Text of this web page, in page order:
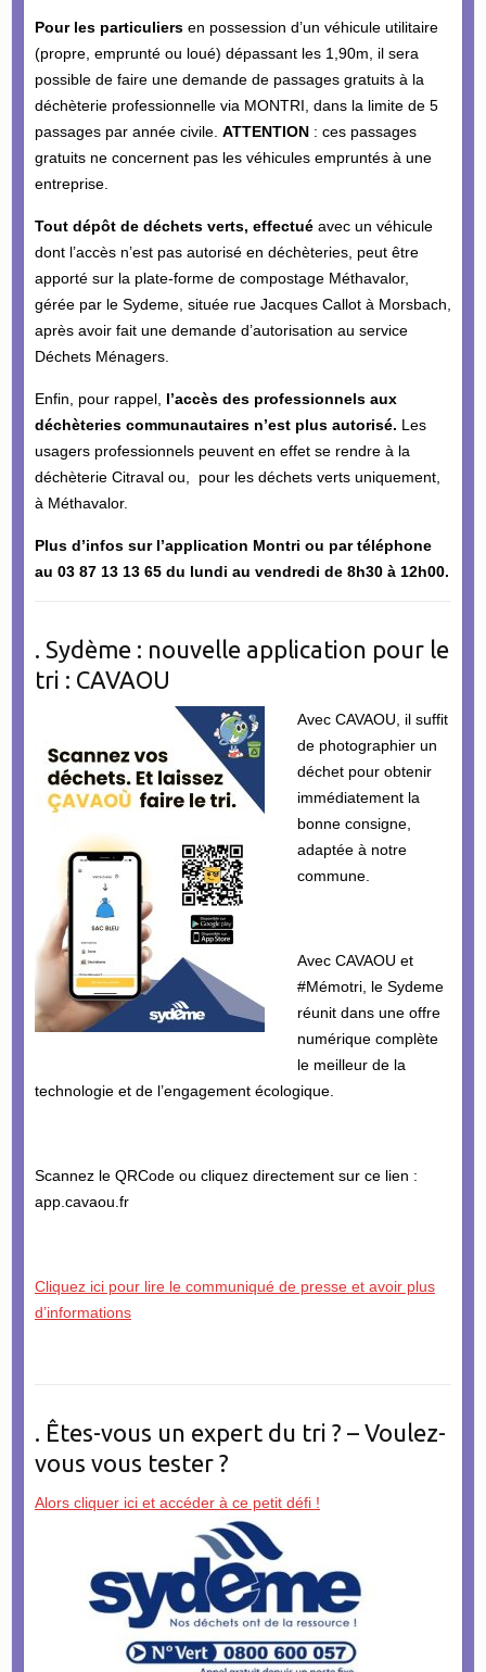
Pour les particuliersen possession d’un véhicule utilitaire
(propre, emprunté ou loué) dépassant les 1,90m, il sera
possible de faire une demande de passages gratuits à la
déchèterie professionnelle via MONTRI, dans la limite de 5
passages par année civile. ATTENTION: ces passages
gratuits ne concernent pas les véhicules empruntés à une
entreprise.
Tout dépôt de déchets verts, effectuéavec un véhicule
dont l’accès n’est pas autorisé en déchèteries, peut être
apporté sur la plate-forme de compostage Méthavalor,
gérée par le Sydeme, située rue Jacques Callot à Morsbach,
après avoir fait une demande d’autorisation au service
Déchets Ménagers.
Enfin, pour rappel, l’accès des professionnels aux
déchèteries communautaires n’est plus autorisé. Les
usagers professionnels peuvent en effet se rendre à la
déchèterie Citraval ou, pour les déchets verts uniquement,
à Méthavalor.
Plus d’infos sur l’application Montri ou par téléphone
au 03 87 13 13 65 du lundi au vendredi de 8h30 à 12h00.
. Sydème : nouvelle application pour le
tri : CAVAOU
Avec CAVAOU, il suffit
de photographier un
déchet pour obtenir
immédiatement la
bonne consigne,
adaptée à notre
commune.
Avec CAVAOU et
#Mémotri, le Sydeme
réunit dans une offre
numérique complète
le meilleur de la
technologie et de l’engagement écologique.
Scannez le QRCode ou cliquez directement sur ce lien :
app.cavaou.fr
Cliquez ici pour lire le communiqué de presse et avoir plus
d’informations
. Êtes-vous un expert du tri ? – Voulez-
vous vous tester ?
Alors cliquer ici et accéder à ce petit défi !